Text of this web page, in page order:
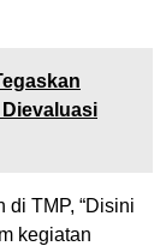
di TMP, “Disini
kegiatan